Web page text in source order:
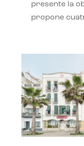
presente la
propone